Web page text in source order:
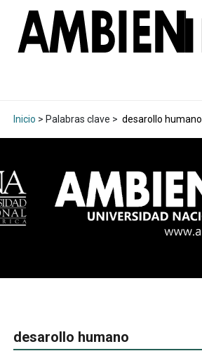
Inicio > Palabras clave > desarollo humano
desarollo humano